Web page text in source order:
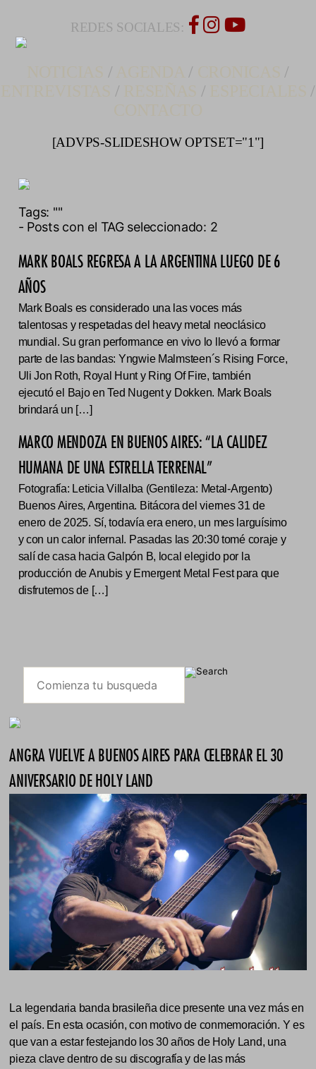
REDES SOCIALES:
/ /
/
/ /
/
[ADVPS-SLIDESHOW OPTSET="1"]
Tags: ""
- Posts con el TAG seleccionado: 2
MARK BOALS REGRESA A LA ARGENTINA LUEGO DE 6
AÑOS
Mark Boals es considerado una las voces más
talentosas y respetadas del heavy metal neoclásico
mundial. Su gran performance en vivo lo llevó a formar
parte de las bandas: Yngwie Malmsteen´s Rising Force,
Uli Jon Roth, Royal Hunt y Ring Of Fire, también
ejecutó el Bajo en Ted Nugent y Dokken. Mark Boals
brindará un […]
MARCO MENDOZA EN BUENOS AIRES: “LA CALIDEZ
HUMANA DE UNA ESTRELLA TERRENAL”
Fotografía: Leticia Villalba (Gentileza: Metal-Argento)
Buenos Aires, Argentina. Bitácora del viernes 31 de
enero de 2025. Sí, todavía era enero, un mes larguísimo
y con un calor infernal. Pasadas las 20:30 tomé coraje y
salí de casa hacia Galpón B, local elegido por la
producción de Anubis y Emergent Metal Fest para que
disfrutemos de […]
ANGRA VUELVE A BUENOS AIRES PARA CELEBRAR EL 30
ANIVERSARIO DE HOLY LAND
La legendaria banda brasileña dice presente una vez más en
el país. En esta ocasión, con motivo de conmemoración. Y es
que van a estar festejando los 30 años de Holy Land, una
pieza clave dentro de su discografía y de las más